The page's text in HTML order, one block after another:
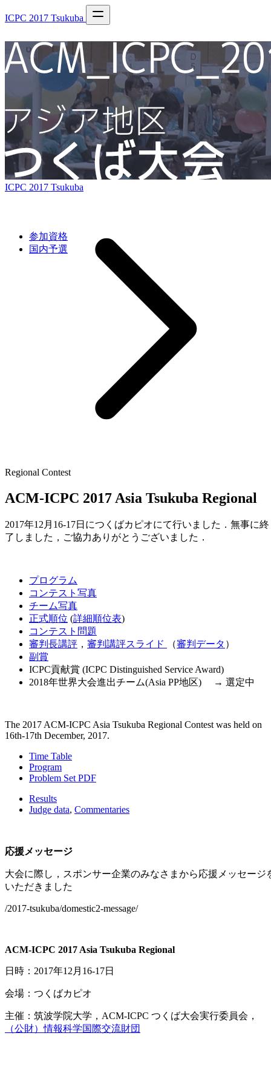
ICPC 2017 Tsukuba
参加資格
国内予選
ICPC 2017 Tsukuba
Regional Contest
ACM-ICPC 2017 Asia Tsukuba Regional
2017年12月16-17日につくばカピオにて行いました．無事に終
了しました，ご協力ありがとうございました．
プログラム
コンテスト写真
チーム写真
正式順位 (詳細順位表)
コンテスト問題
審判長講評 ， 審判講評スライド （審判データ ）
副賞
ICPC貢献賞 (ICPC Distinguished Service Award)
2018年世界大会進出チーム(Asia PP地区) → 選定中
The 2017 ACM-ICPC Asia Tsukuba Regional Contest was held on
16th-17th December, 2017.
Time Table
Program
Problem Set PDF
Results
Judge data, Commentaries
応援メッセージ
大会に際し，スポンサー企業のみなさまから応援メッセージ
いただきました
/2017-tsukuba/domestic2-message/
ACM-ICPC 2017 Asia Tsukuba Regional
日時：2017年12月16-17日
会場：つくばカピオ
主催：筑波学院大学，ACM-ICPC つくば大会実行委員会，
（公財）情報科学国際交流財団